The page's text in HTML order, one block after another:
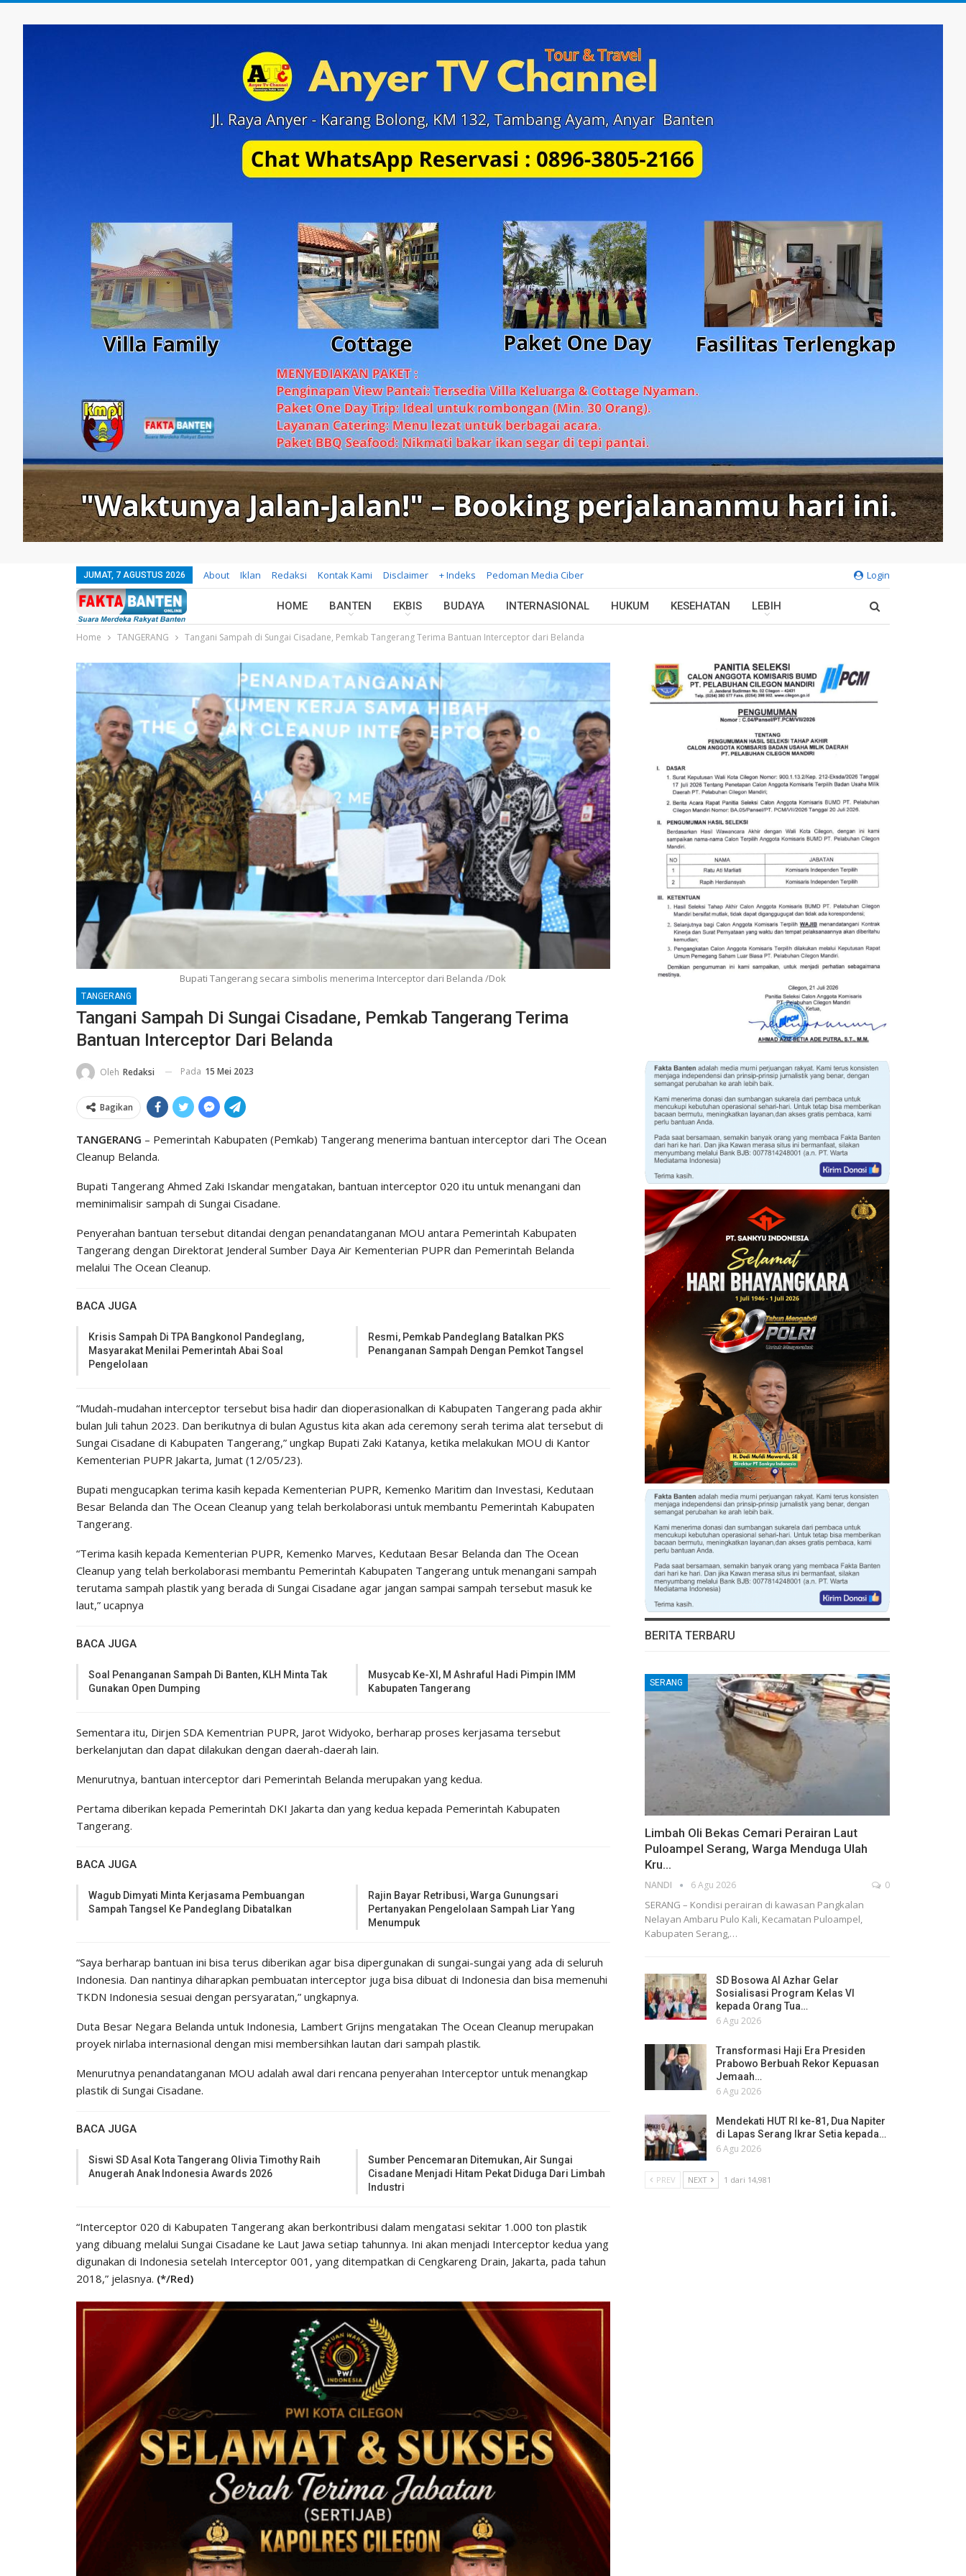
Login
JUMAT, 7 AGUSTUS 2026 About Iklan Redaksi Kontak Kami Disclaimer + Indeks Pedoman Media Ciber
HOME BANTEN EKBIS BUDAYA INTERNASIONAL HUKUM KESEHATAN LEBIH
Home TANGERANG Tangani Sampah di Sungai Cisadane, Pemkab Tangerang Terima Bantuan Interceptor dari Belanda
Bupati Tangerang secara simbolis menerima Interceptor dari Belanda /Dok
TANGERANG
Tangani Sampah Di Sungai Cisadane, Pemkab Tangerang Terima
Bantuan Interceptor Dari Belanda
Oleh Redaksi Pada 15 Mei 2023
Bagikan
TANGERANG – Pemerintah Kabupaten (Pemkab) Tangerang menerima bantuan interceptor dari The Ocean
Cleanup Belanda.
Bupati Tangerang Ahmed Zaki Iskandar mengatakan, bantuan interceptor 020 itu untuk menangani dan
meminimalisir sampah di Sungai Cisadane.
Penyerahan bantuan tersebut ditandai dengan penandatanganan MOU antara Pemerintah Kabupaten
Tangerang dengan Direktorat Jenderal Sumber Daya Air Kementerian PUPR dan Pemerintah Belanda
melalui The Ocean Cleanup.
BACA JUGA
Krisis Sampah Di TPA Bangkonol Pandeglang,
Masyarakat Menilai Pemerintah Abai Soal
Pengelolaan
Resmi, Pemkab Pandeglang Batalkan PKS
Penanganan Sampah Dengan Pemkot Tangsel
“Mudah-mudahan interceptor tersebut bisa hadir dan dioperasionalkan di Kabupaten Tangerang pada akhir
bulan Juli tahun 2023. Dan berikutnya di bulan Agustus kita akan ada ceremony serah terima alat tersebut di
Sungai Cisadane di Kabupaten Tangerang,” ungkap Bupati Zaki Katanya, ketika melakukan MOU di Kantor
Kementerian PUPR Jakarta, Jumat (12/05/23).
Bupati mengucapkan terima kasih kepada Kementerian PUPR, Kemenko Maritim dan Investasi, Kedutaan
Besar Belanda dan The Ocean Cleanup yang telah berkolaborasi untuk membantu Pemerintah Kabupaten
Tangerang.
“Terima kasih kepada Kementerian PUPR, Kemenko Marves, Kedutaan Besar Belanda dan The Ocean
Cleanup yang telah berkolaborasi membantu Pemerintah Kabupaten Tangerang untuk menangani sampah
terutama sampah plastik yang berada di Sungai Cisadane agar jangan sampai sampah tersebut masuk ke
laut,” ucapnya
BACA JUGA
Soal Penanganan Sampah Di Banten, KLH Minta Tak
Gunakan Open Dumping
Musycab Ke-XI, M Ashraful Hadi Pimpin IMM
Kabupaten Tangerang
Sementara itu, Dirjen SDA Kementrian PUPR, Jarot Widyoko, berharap proses kerjasama tersebut
berkelanjutan dan dapat dilakukan dengan daerah-daerah lain.
Menurutnya, bantuan interceptor dari Pemerintah Belanda merupakan yang kedua.
Pertama diberikan kepada Pemerintah DKI Jakarta dan yang kedua kepada Pemerintah Kabupaten
Tangerang.
BACA JUGA
Wagub Dimyati Minta Kerjasama Pembuangan
Sampah Tangsel Ke Pandeglang Dibatalkan
Rajin Bayar Retribusi, Warga Gunungsari
Pertanyakan Pengelolaan Sampah Liar Yang
Menumpuk
“Saya berharap bantuan ini bisa terus diberikan agar bisa dipergunakan di sungai-sungai yang ada di seluruh
Indonesia. Dan nantinya diharapkan pembuatan interceptor juga bisa dibuat di Indonesia dan bisa memenuhi
TKDN Indonesia sesuai dengan persyaratan,” ungkapnya.
Duta Besar Negara Belanda untuk Indonesia, Lambert Grijns mengatakan The Ocean Cleanup merupakan
proyek nirlaba internasional dengan misi membersihkan lautan dari sampah plastik.
Menurutnya penandatanganan MOU adalah awal dari rencana penyerahan Interceptor untuk menangkap
plastik di Sungai Cisadane.
BACA JUGA
Siswi SD Asal Kota Tangerang Olivia Timothy Raih
Anugerah Anak Indonesia Awards 2026
Sumber Pencemaran Ditemukan, Air Sungai
Cisadane Menjadi Hitam Pekat Diduga Dari Limbah
Industri
“Interceptor 020 di Kabupaten Tangerang akan berkontribusi dalam mengatasi sekitar 1.000 ton plastik
yang dibuang melalui Sungai Cisadane ke Laut Jawa setiap tahunnya. Ini akan menjadi Interceptor kedua yang
digunakan di Indonesia setelah Interceptor 001, yang ditempatkan di Cengkareng Drain, Jakarta, pada tahun
2018,” jelasnya. (*/Red)
BERITA TERBARU
SERANG
Limbah Oli Bekas Cemari Perairan Laut
Puloampel Serang, Warga Menduga Ulah
Kru…
NANDI 6 Agu 2026 0
SERANG – Kondisi perairan di kawasan Pangkalan
Nelayan Ambaru Pulo Kali, Kecamatan Puloampel,
Kabupaten Serang,…
SD Bosowa Al Azhar Gelar
Sosialisasi Program Kelas VI
kepada Orang Tua…
6 Agu 2026
Transformasi Haji Era Presiden
Prabowo Berbuah Rekor Kepuasan
Jemaah…
6 Agu 2026
Mendekati HUT RI ke-81, Dua Napiter
di Lapas Serang Ikrar Setia kepada…
6 Agu 2026
PREV NEXT 1 dari 14,981